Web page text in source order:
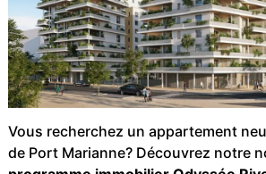
Vous recherchez un appartement
de Port Marianne? Découvrez notre